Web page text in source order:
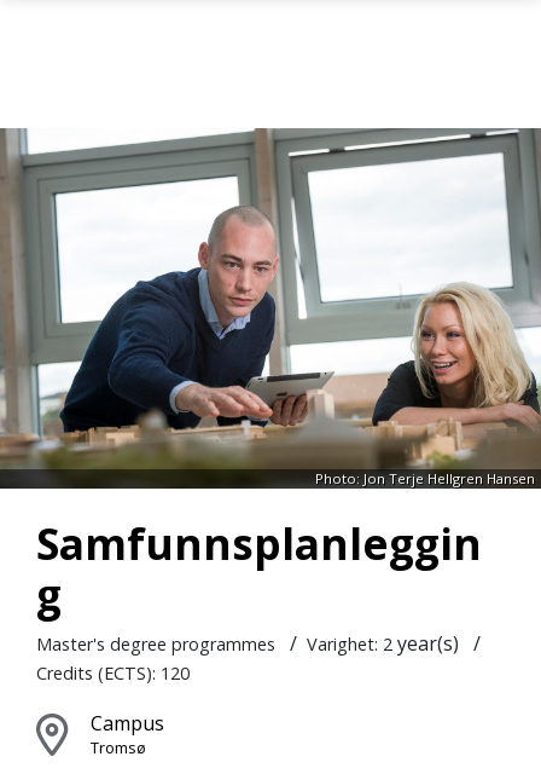
Skip to main content
Photo: Jon Terje Hellgren Hansen
Samfunnsplanleggin
g
Master's degree programmes / Varighet: 2 year(s) /
Credits (ECTS): 120
Campus
Tromsø